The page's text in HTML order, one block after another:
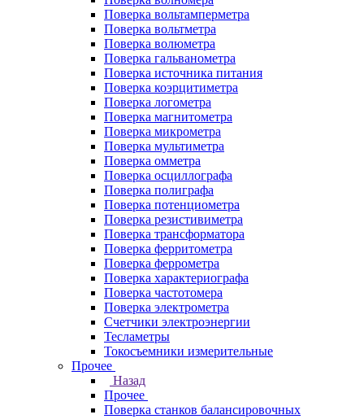
Поверка вольтамперметра
Поверка вольтметра
Поверка волюметра
Поверка гальванометра
Поверка источника питания
Поверка коэрцитиметра
Поверка логометра
Поверка магнитометра
Поверка микрометра
Поверка мультиметра
Поверка омметра
Поверка осциллографа
Поверка полиграфа
Поверка потенциометра
Поверка резистивиметра
Поверка трансформатора
Поверка ферритометра
Поверка феррометра
Поверка характериографа
Поверка частотомера
Поверка электрометра
Счетчики электроэнергии
Тесламетры
Токосъемники измерительные
Прочее
Назад
Прочее
Поверка станков балансировочных